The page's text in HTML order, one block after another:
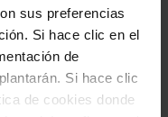
sus preferencias
Si hace clic en el
de
Si hace clic
de cookies donde
resultados
en la nota que